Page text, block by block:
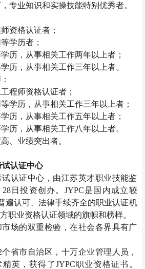
专业知识和实操技能特别优秀者。
资格认证者；
学历者；
历，从事相关工作两年以上者；
历，从事相关工作三年以上者。
：
程师资格认证者；
学历，从事相关工作三年以上者；
历，从事相关工作五年以上者；
历，从事相关工作八年以上者。
、业绩突出者。
认证中心
认证中心，由江苏英才职业技能鉴
28日投资创办。JYPC是国内成立较
遍认可、法律手续齐全的职业认证机
职业资格认证领域的旗帜和榜样。
场的双重检验，在社会各界具有广
省市自治区，十万企业管理人员，
英，获得了JYPC职业资格证书。